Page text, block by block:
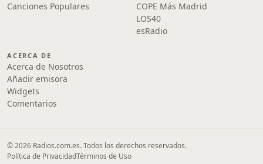
Canciones Populares
COPE Más Madrid
LOS40
esRadio
ACERCA DE
Acerca de Nosotros
Añadir emisora
Widgets
Comentarios
© 2026 Radios.com.es. Todos los derechos reservados.
Política de PrivacidadTérminos de Uso